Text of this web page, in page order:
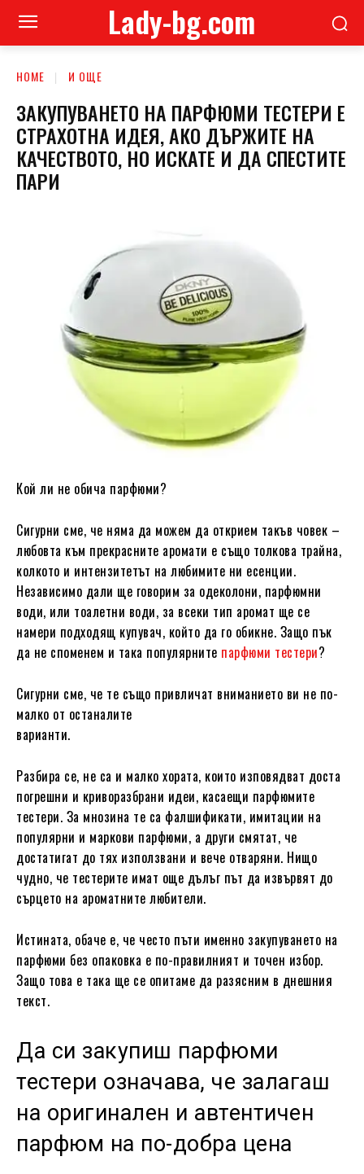
Lady-bg.com
HOME И ОЩЕ
ЗАКУПУВАНЕТО НА ПАРФЮМИ ТЕСТЕРИ Е
СТРАХОТНА ИДЕЯ, АКО ДЪРЖИТЕ НА
КАЧЕСТВОТО, НО ИСКАТЕ И ДА СПЕСТИТЕ
ПАРИ
Кой ли не обича парфюми?
Сигурни сме, че няма да можем да открием такъв човек –
любовта към прекрасните аромати е също толкова трайна,
колкото и интензитетът на любимите ни есенции.
Независимо дали ще говорим за одеколони, парфюмни
води, или тоалетни води, за всеки тип аромат ще се
намери подходящ купувач, който да го обикне. Защо пък
да не споменем и така популярните парфюми тестери?
Сигурни сме, че те също привличат вниманието ви не по-
малко от останалите
варианти.
Разбира се, не са и малко хората, които изповядват доста
погрешни и криворазбрани идеи, касаещи парфюмите
тестери. За мнозина те са фалшификати, имитации на
популярни и маркови парфюми, а други смятат, че
достатигат до тях използвани и вече отваряни. Нищо
чудно, че тестерите имат още дълъг път да извървят до
сърцето на ароматните любители.
Истината, обаче е, че често пъти именно закупуването на
парфюми без опаковка е по-правилният и точен избор.
Защо това е така ще се опитаме да разясним в днешния
текст.
Да си закупиш парфюми
тестери означава, че залагаш
на оригинален и автентичен
парфюм на по-добра цена